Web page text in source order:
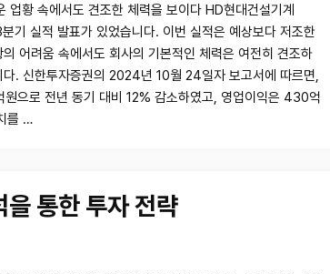
업황 속에서도 견조한 체력을 보이다 HD현대건설기계
실적 발표가 있었습니다. 이번 실적은 예상보다 저조한
어려움 속에서도 회사의 기본적인 체력은 여전히 견조하
다. 신한투자증권의 2024년 10월 24일자 보고서에 따르면,
으로 전년 동기 대비 12% 감소하였고, 영업이익은 430억
를 …
통한 투자 전략